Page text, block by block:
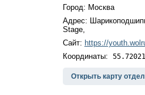
Город: Москва
Адрес:
Stage,
Сайт: https://
Координаты:
Открыть карту